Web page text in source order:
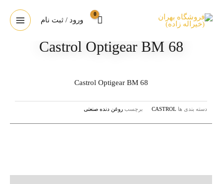
ورود / ثبت نام
Castrol Optigear BM 68
Castrol Optigear BM 68
دسته بندی ها CASTROL برچسب روغن دنده صنعتی